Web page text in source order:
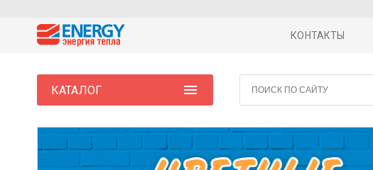
КОНТАКТЫ
КАТАЛОГ